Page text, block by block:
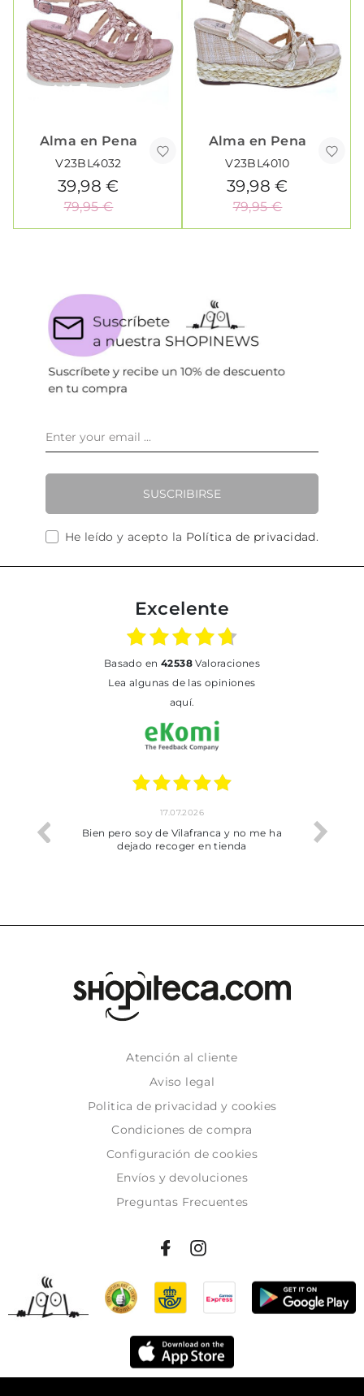
Alma en Pena
V23BL4032
39,98 €
79,95 €
Alma en Pena
V23BL4010
39,98 €
79,95 €
SUSCRIBIRSE
He leído y acepto la Política de privacidad.
Excelente
basado en 42538Valoraciones
Lea algunas de las opiniones
aquí.
trobat
17.07.2026
Bien pero soy de Vilafranca y no me ha
dejado recoger en tienda
Atención al cliente
Aviso legal
Politica de privacidad y cookies
Condiciones de compra
Configuración de cookies
Envíos y devoluciones
Preguntas Frecuentes